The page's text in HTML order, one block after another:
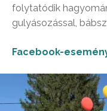
folytatódik
gulyásozással,
Facebook-